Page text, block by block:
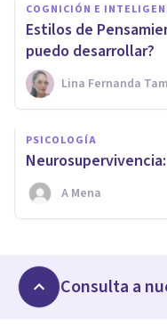
COGNICIÓN E
Estilos de
puedo desarrollar?
Lina Fernanda
PSICOLOGÍA
A Mena
Consulta a